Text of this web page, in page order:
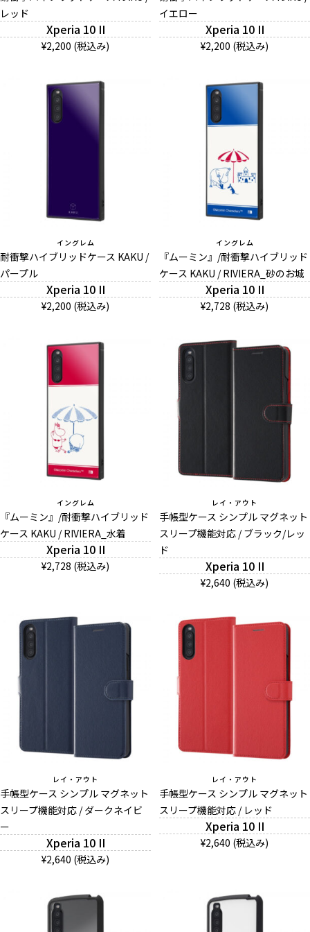
レッド
Xperia 10 II
¥2,200 (税込み)
イエロー
Xperia 10 II
¥2,200 (税込み)
イングレム
耐衝撃ハイブリッドケース KAKU /
パープル
Xperia 10 II
¥2,200 (税込み)
イングレム
『ムーミン』/耐衝撃ハイブリッド
ケース KAKU / RIVIERA_砂のお城
Xperia 10 II
¥2,728 (税込み)
イングレム
『ムーミン』/耐衝撃ハイブリッド
ケース KAKU / RIVIERA_水着
Xperia 10 II
¥2,728 (税込み)
レイ・アウト
手帳型ケース シンプル マグネット
スリープ機能対応 / ブラック/レッ
ド
Xperia 10 II
¥2,640 (税込み)
レイ・アウト
手帳型ケース シンプル マグネット
スリープ機能対応 / ダークネイビ
ー
Xperia 10 II
¥2,640 (税込み)
レイ・アウト
手帳型ケース シンプル マグネット
スリープ機能対応 / レッド
Xperia 10 II
¥2,640 (税込み)